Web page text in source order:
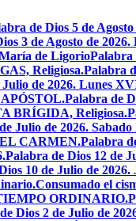
de Dios 5 de
3 de Agosto de
María de LigorioPalabra
Religiosa.Palabra
Julio de 2026. Lunes
APÓSTOL.Palabra de
BRÍGIDA, Religiosa.
Julio de 2026.
CARMEN.Palabra
Palabra de Dios 12 de
10 de Julio de
Consumado el
ORDINARIO.
Dios 2 de Julio de